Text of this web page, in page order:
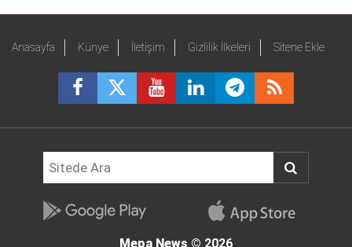
Anasayfa Künye İletişim Gizlilik İlkeleri Sitene Ekle
Mepa News © 2026